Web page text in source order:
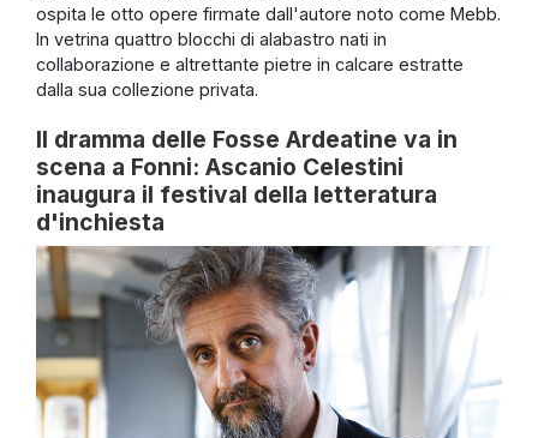
ospita le otto opere firmate dall'autore noto come Mebb.
In vetrina quattro blocchi di alabastro nati in
collaborazione e altrettante pietre in calcare estratte
dalla sua collezione privata.
Il dramma delle Fosse Ardeatine va in
scena a Fonni: Ascanio Celestini
inaugura il festival della letteratura
d'inchiesta